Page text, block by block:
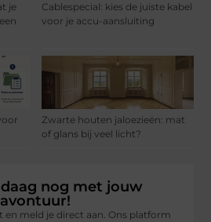
je
Cablespecial: kies de juiste kabel
voor je accu-aansluiting
Zwarte houten jaloezieën: mat
of glans bij veel licht?
nog met jouw
avontuur!
en meld je direct aan. Ons platform